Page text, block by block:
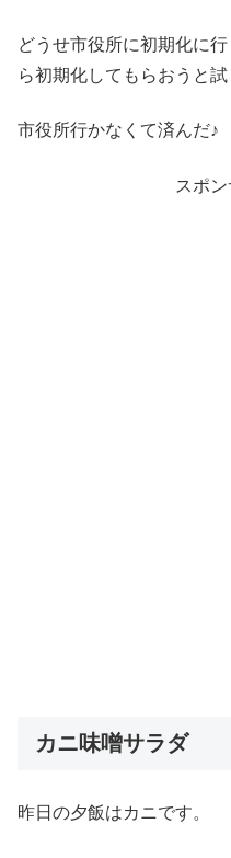
どうせ市役所に初期化に
ら初期化してもらおうと
市役所行かなくて済んだ♪
スポ
カニ味噌サラダ
昨日の夕飯はカニです。